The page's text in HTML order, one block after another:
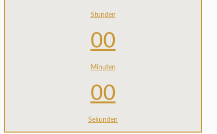
Stunden
00
Minuten
00
Sekunden